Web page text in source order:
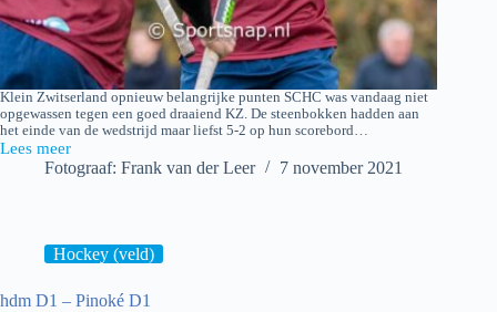
Klein Zwitserland opnieuw belangrijke punten SCHC was vandaag niet
opgewassen tegen een goed draaiend KZ. De steenbokken hadden aan
het einde van de wedstrijd maar liefst 5-2 op hun scorebord…
Lees meer
Klein
ZwitserlandFotograaf: Frank van der Leer 7 november 2021
Hockey (veld)
hdm D1 – Pinoké D1